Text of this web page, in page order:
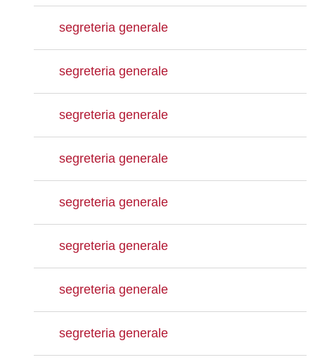
segreteria generale
segreteria generale
segreteria generale
segreteria generale
segreteria generale
segreteria generale
segreteria generale
segreteria generale